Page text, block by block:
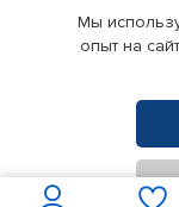
Партнерам
Корпоративным
Поставщикам
© КАМАЗ ЦЕНТР
Мы
опыт на